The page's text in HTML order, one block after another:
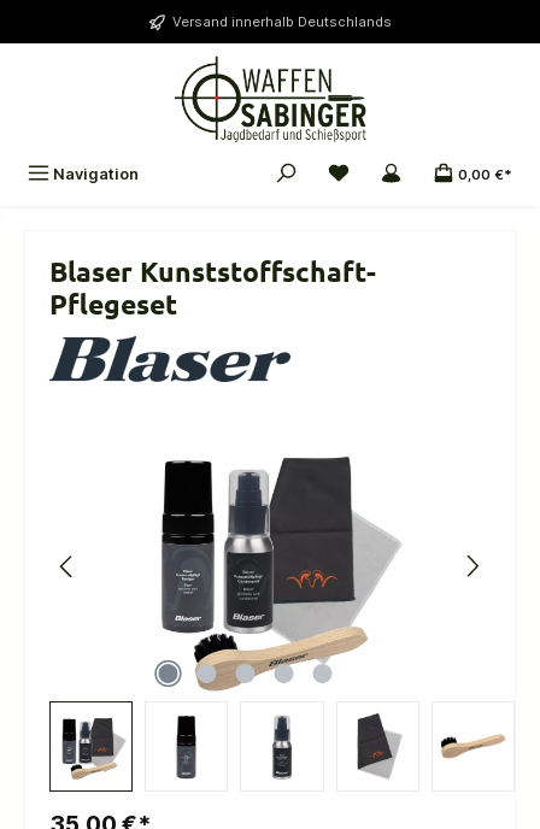
Versand innerhalb Deutschlands
Navigation 0,00 €*
Blaser Kunststoffschaft-
Pflegeset